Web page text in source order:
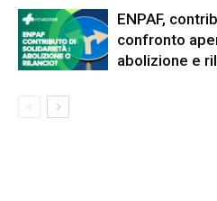
ENPAF,
confronto
abolizione e